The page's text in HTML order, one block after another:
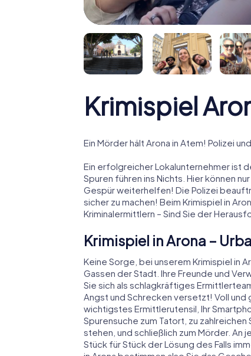
Krimispiel
Ein Mörder hält Arona in Atem! Polizei
Ein erfolgreicher Lokalunternehmer ist
Spuren führen ins Nichts. Hier können
Gespür weiterhelfen! Die Polizei
sicher zu machen! Beim Krimispiel in
Kriminalermittlern – Sind Sie der
Krimispiel in Arona –
Keine Sorge, bei unserem Krimispiel in
Gassen der Stadt. Ihre Freunde und
Sie sich als schlagkräftiges
Angst und Schrecken versetzt! Voll und
wichtigstes Ermittlerutensil, Ihr
Spurensuche zum Tatort, zu
stehen, und schließlich zum Mörder. An
Stück für Stück der Lösung des Falls